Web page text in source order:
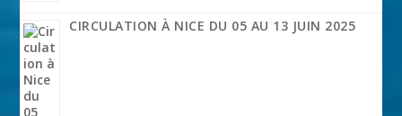
CIRCULATION À NICE DU 05 AU 13 JUIN 2025